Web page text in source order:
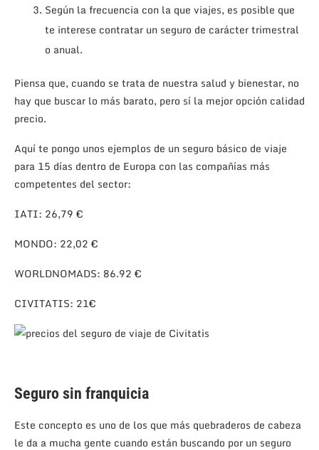
Según la frecuencia con la que viajes, es posible que
te interese contratar un seguro de carácter trimestral
o anual.
Piensa que, cuando se trata de nuestra salud y bienestar, no
hay que buscar lo más barato, pero sí la mejor opción calidad
precio.
Aquí te pongo unos ejemplos de un seguro básico de viaje
para 15 días dentro de Europa con las compañías más
competentes del sector:
IATI: 26,79 €
MONDO: 22,02 €
WORLDNOMADS: 86.92 €
CIVITATIS: 21€
Seguro sin franquicia
Este concepto es uno de los que más quebraderos de cabeza
le da a mucha gente cuando están buscando por un seguro